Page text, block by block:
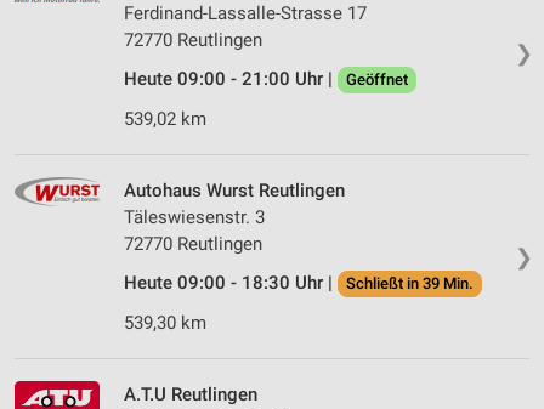
❯
Ferdinand-Lassalle-Strasse 17
72770 Reutlingen
Heute 09:00 - 21:00 Uhr |
Geöffnet
539,02 km
❯
Autohaus Wurst Reutlingen
Täleswiesenstr. 3
72770 Reutlingen
Heute 09:00 - 18:30 Uhr |
Schließt in 39 Min.
539,30 km
A.T.U Reutlingen